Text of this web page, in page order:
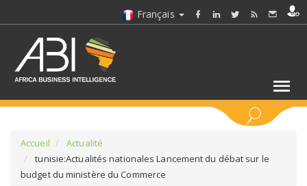
Français
Accueil
Actualité
tunisie:Actualités nationales Lancement du débat sur le
budget du ministère du Commerce